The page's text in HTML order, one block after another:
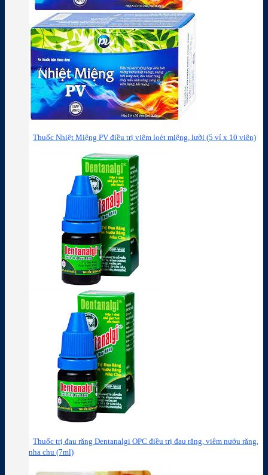
Thuốc Nhiệt Miệng PV điều trị viêm loét miệng, lưỡi (5 vỉ x 10 viên)
Thuốc trị đau răng Dentanalgi OPC điều trị đau răng, viêm nướu răng,
nha chu (7ml)